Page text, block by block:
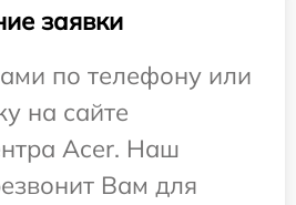
заявки
по телефону или
на сайте
Acer. Наш
Вам для